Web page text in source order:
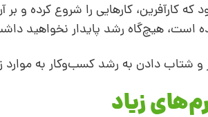
که کارآفرین، کارهایی را شروع کرده و
هیچ‌گاه رشد پایدار نخواهید
و شتاب دادن به رشد کسب‌وکار به موارد